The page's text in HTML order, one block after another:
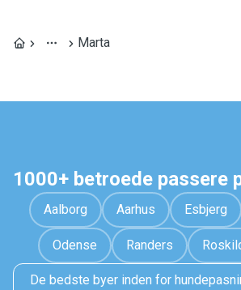
Marta
1000+ betroede passere
Aalborg Aarhus Esbjerg
Odense Randers
De bedste byer inden for